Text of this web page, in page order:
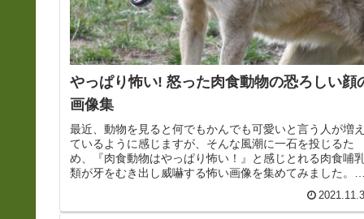
やっぱり怖い! 怒った肉食動物の恐ろしい顔
画像集
最近、動物を見ると何でもかんでも可愛いと言う人が増
ているように感じますが、そんな風潮に一石を投じるた
め、『肉食動物はやっぱり怖い！』と感じとれる肉食哺
類が牙をむき出し威嚇する怖い画像を集めてみました。